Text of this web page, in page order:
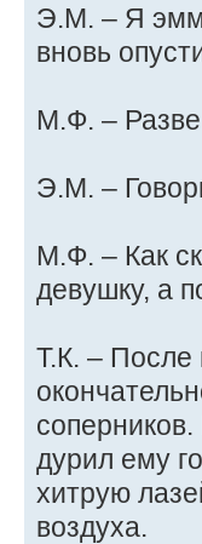
Э.М. – Я
вновь
М.Ф. – Разве
Э.М. –
М.Ф. – Как
девушку, а
Т.К. –
дурил ему
хитрую
воздуха.